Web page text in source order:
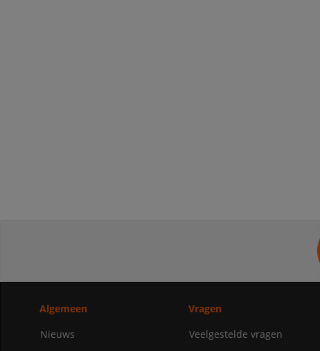
Algemeen
Nieuws
Vragen
Veelgestelde vragen